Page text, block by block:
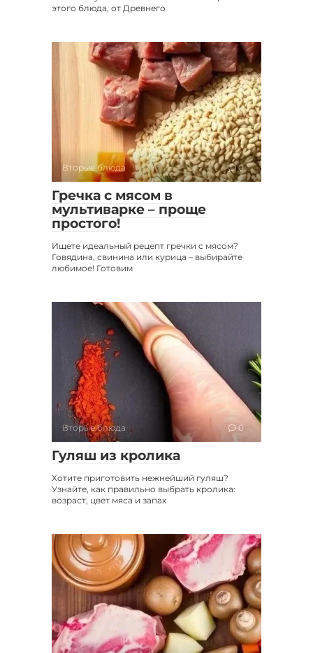
этого блюда, от Древнего
Вторые блюда 0
Гречка с мясом в
мультиварке – проще
простого!
Ищете идеальный рецепт гречки с мясом?
Говядина, свинина или курица – выбирайте
любимое! Готовим
Вторые блюда 0
Гуляш из кролика
Хотите приготовить нежнейший гуляш?
Узнайте, как правильно выбрать кролика:
возраст, цвет мяса и запах